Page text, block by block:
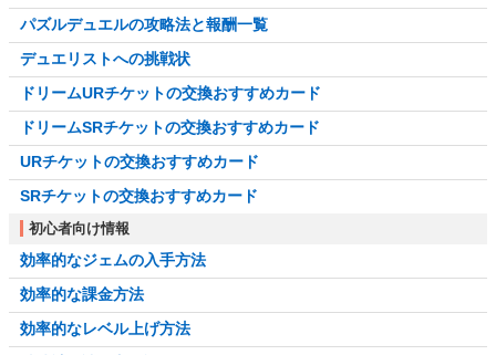
パズルデュエルの攻略法と報酬一覧
デュエリストへの挑戦状
ドリームURチケットの交換おすすめカード
ドリームSRチケットの交換おすすめカード
URチケットの交換おすすめカード
SRチケットの交換おすすめカード
初心者向け情報
効率的なジェムの入手方法
効率的な課金方法
効率的なレベル上げ方法